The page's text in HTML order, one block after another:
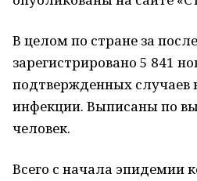
В целом по стране за
зарегистрировано 5 841
подтвержденных случаев
инфекции. Выписаны по
человек.
Всего с начала эпидемии